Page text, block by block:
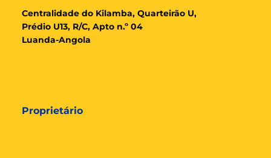
Centralidade do Kilamba, Quarteirão U,
Prédio U13, R/C, Apto n.º 04
Luanda-Angola
Proprietário